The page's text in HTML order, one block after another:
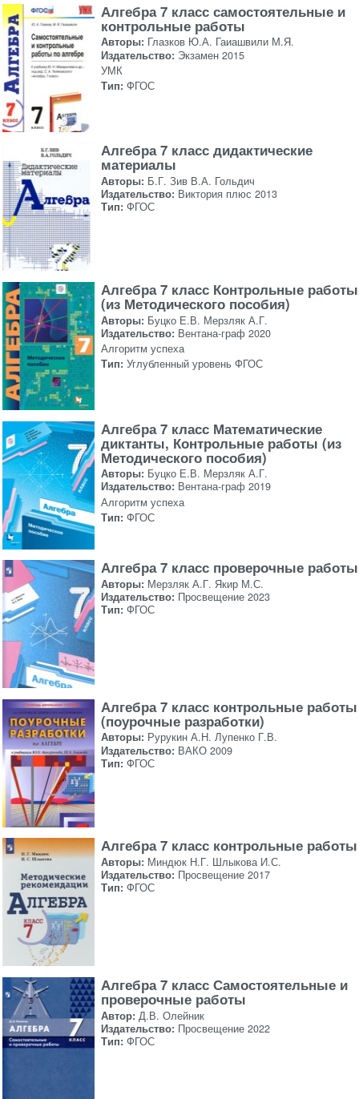
Алгебра 7 класс самостоятельные и
контрольные работы
Авторы: Глазков Ю.А. Гаиашвили М.Я.
Издательство: Экзамен 2015
УМК
Тип: ФГОС
Алгебра 7 класс дидактические
материалы
Авторы: Б.Г. Зив В.А. Гольдич
Издательство: Виктория плюс 2013
Тип: ФГОС
Алгебра 7 класс Контрольные работы
(из Методического пособия)
Авторы: Буцко Е.В. Мерзляк А.Г.
Издательство: Вентана-граф 2020
Алгоритм успеха
Тип: Углубленный уровень ФГОС
Алгебра 7 класс Математические
диктанты, Контрольные работы (из
Методического пособия)
Авторы: Буцко Е.В. Мерзляк А.Г.
Издательство: Вентана-граф 2019
Алгоритм успеха
Тип: ФГОС
Алгебра 7 класс проверочные работы
Авторы: Мерзляк А.Г. Якир М.С.
Издательство: Просвещение 2023
Тип: ФГОС
Алгебра 7 класс контрольные работы
(поурочные разработки)
Авторы: Рурукин А.Н. Лупенко Г.В.
Издательство: ВАКО 2009
Тип: ФГОС
Алгебра 7 класс контрольные работы
Авторы: Миндюк Н.Г. Шлыкова И.С.
Издательство: Просвещение 2017
Тип: ФГОС
Алгебра 7 класс Самостоятельные и
проверочные работы
Автор: Д.В. Олейник
Издательство: Просвещение 2022
Тип: ФГОС